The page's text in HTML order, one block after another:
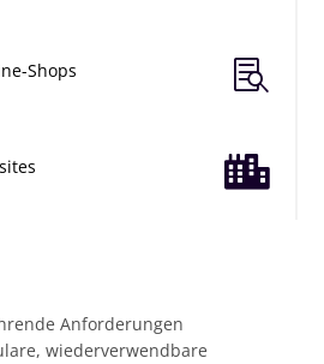

Shops

Anforderungen
wiederverwendbare